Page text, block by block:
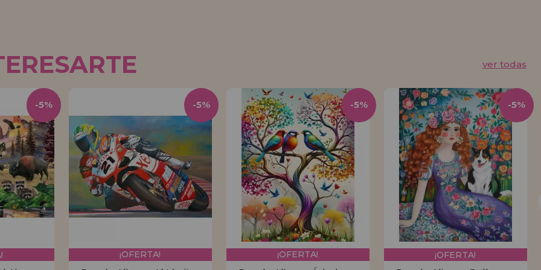
ver todas
-5%
¡OFERTA!
-5%
¡OFERTA!
-5%
¡OFERTA!
-5%